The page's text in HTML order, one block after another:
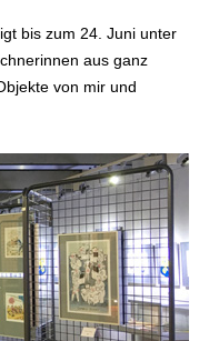
bis zum 24. Juni unter
aus ganz
von mir und